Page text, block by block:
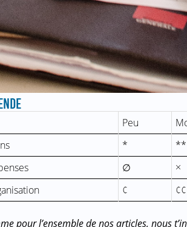
Peu
* **
∅ ×
¢ ¢¢
pour l’ensemble de nos articles, nous